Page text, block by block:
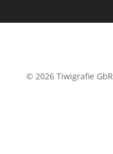
© 2026 Tiwigrafie GbR